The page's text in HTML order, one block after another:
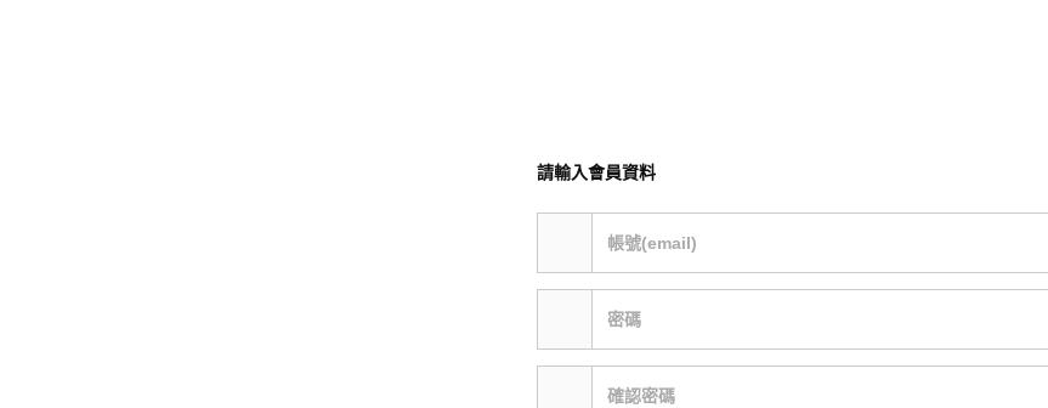
請輸入會員資料
帳號(email)
密碼
確認密碼